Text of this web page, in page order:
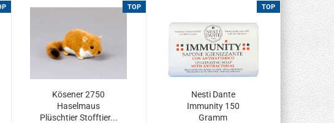
TOP
Kösener 2750
Haselmaus
Plüschtier Stofftier...
TOP
Nesti Dante
Immunity 150
Gramm